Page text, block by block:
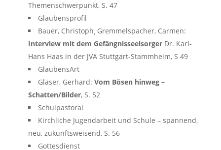
Themenschwerpunkt, S. 47
Glaubensprofil
Bauer, Christoph¸ Gremmelspacher, Carmen:
Interview mit dem GefängnisseelsorgerDr. Karl-
Hans Haas in der JVA Stuttgart-Stammheim, S 49
GlaubensArt
Glaser, Gerhard: Vom Bösen hinweg –
Schatten/Bilder, S. 52
Schulpastoral
Kirchliche Jugendarbeit und Schule – spannend,
neu, zukunftsweisend, S. 56
Gottesdienst